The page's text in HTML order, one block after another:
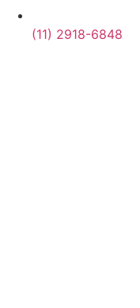
(11) 2918-6848